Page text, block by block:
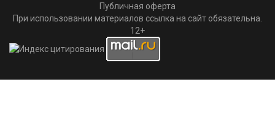
Публичная оферта
При использовании материалов ссылка на сайт обязательна.
12+